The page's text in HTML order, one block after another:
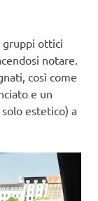
gruppi ottici
notare.
così come
e un
estetico) a